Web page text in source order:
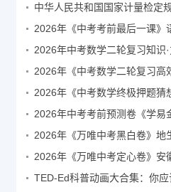
中华人民共和国国家计量检定
2026年《中考数学终极押题猜
2026年《万唯中考黑白卷》地
2026年《万唯中考定心卷》安